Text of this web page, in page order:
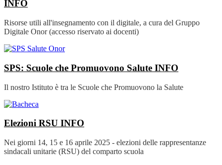
INFO
Risorse utili all'insegnamento con il digitale, a cura del Gruppo
Digitale Onor (accesso riservato ai docenti)
SPS: Scuole che Promuovono Salute INFO
Il nostro Istituto è tra le Scuole che Promuovono la Salute
Elezioni RSU INFO
Nei giorni 14, 15 e 16 aprile 2025 - elezioni delle rappresentanze
sindacali unitarie (RSU) del comparto scuola